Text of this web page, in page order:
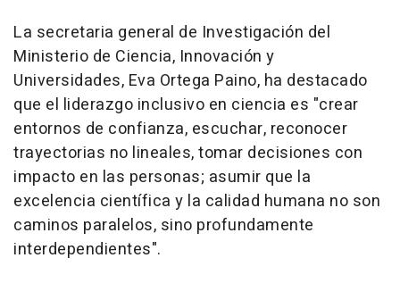
La secretaria general de Investigación del
Ministerio de Ciencia, Innovación y
Universidades, Eva Ortega Paino, ha destacado
que el liderazgo inclusivo en ciencia es "crear
entornos de confianza, escuchar, reconocer
trayectorias no lineales, tomar decisiones con
impacto en las personas; asumir que la
excelencia científica y la calidad humana no son
caminos paralelos, sino profundamente
interdependientes".